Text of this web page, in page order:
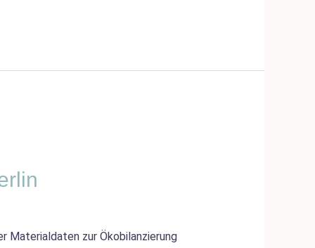
Materialdaten zur Ökobilanzierung